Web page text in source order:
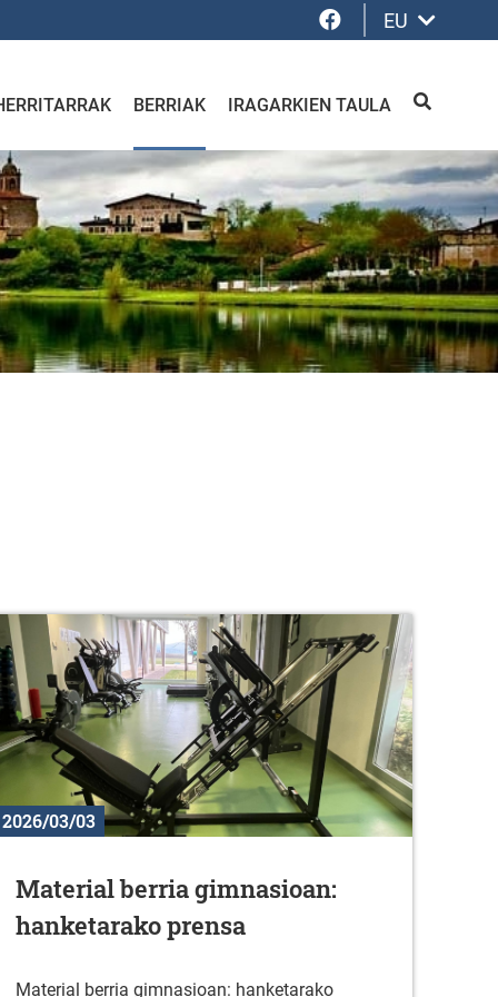
Facebook
EU
BERRIAK IRAGARKIEN TAULA BILATU
2026/03/03
Material berria gimnasioan:
hanketarako prensa
Material berria gimnasioan: hanketarako